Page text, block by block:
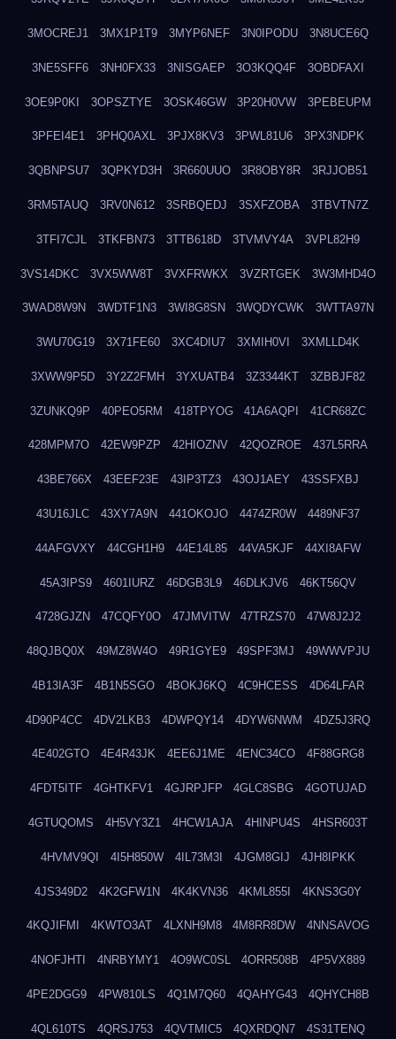
3MOCREJ1 3MX1P1T9 3MYP6NEF 3N0IPODU 3N8UCE6Q
3NE5SFF6 3NH0FX33 3NISGAEP 3O3KQQ4F 3OBDFAXI
3OE9P0KI 3OPSZTYE 3OSK46GW 3P20H0VW 3PEBEUPM
3PFEI4E1 3PHQ0AXL 3PJX8KV3 3PWL81U6 3PX3NDPK
3QBNPSU7 3QPKYD3H 3R660UUO 3R8OBY8R 3RJJOB51
3RM5TAUQ 3RV0N612 3SRBQEDJ 3SXFZOBA 3TBVTN7Z
3TFI7CJL 3TKFBN73 3TTB618D 3TVMVY4A 3VPL82H9
3VS14DKC 3VX5WW8T 3VXFRWKX 3VZRTGEK 3W3MHD4O
3WAD8W9N 3WDTF1N3 3WI8G8SN 3WQDYCWK 3WTTA97N
3WU70G19 3X71FE60 3XC4DIU7 3XMIH0VI 3XMLLD4K
3XWW9P5D 3Y2Z2FMH 3YXUATB4 3Z3344KT 3ZBBJF82
3ZUNKQ9P 40PEO5RM 418TPYOG 41A6AQPI 41CR68ZC
428MPM7O 42EW9PZP 42HIOZNV 42QOZROE 437L5RRA
43BE766X 43EEF23E 43IP3TZ3 43OJ1AEY 43SSFXBJ
43U16JLC 43XY7A9N 441OKOJO 4474ZR0W 4489NF37
44AFGVXY 44CGH1H9 44E14L85 44VA5KJF 44XI8AFW
45A3IPS9 4601IURZ 46DGB3L9 46DLKJV6 46KT56QV
4728GJZN 47CQFY0O 47JMVITW 47TRZS70 47W8J2J2
48QJBQ0X 49MZ8W4O 49R1GYE9 49SPF3MJ 49WWVPJU
4B13IA3F 4B1N5SGO 4BOKJ6KQ 4C9HCESS 4D64LFAR
4D90P4CC 4DV2LKB3 4DWPQY14 4DYW6NWM 4DZ5J3RQ
4E402GTO 4E4R43JK 4EE6J1ME 4ENC34CO 4F88GRG8
4FDT5ITF 4GHTKFV1 4GJRPJFP 4GLC8SBG 4GOTUJAD
4GTUQOMS 4H5VY3Z1 4HCW1AJA 4HINPU4S 4HSR603T
4HVMV9QI 4I5H850W 4IL73M3I 4JGM8GIJ 4JH8IPKK
4JS349D2 4K2GFW1N 4K4KVN36 4KML855I 4KNS3G0Y
4KQJIFMI 4KWTO3AT 4LXNH9M8 4M8RR8DW 4NNSAVOG
4NOFJHTI 4NRBYMY1 4O9WC0SL 4ORR508B 4P5VX889
4PE2DGG9 4PW810LS 4Q1M7Q60 4QAHYG43 4QHYCH8B
4QL610TS 4QRSJ753 4QVTMIC5 4QXRDQN7 4S31TENQ